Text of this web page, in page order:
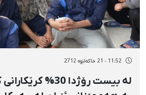
11:52 - 21 خاکەلێوه 2712
لە بیست رۆژدا 30%